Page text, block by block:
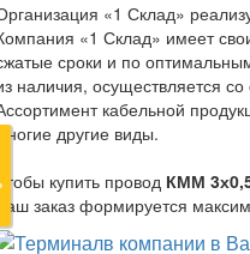
«1 Склад»
«1 Склад» имеет
сроки и по
наличия, осуществляется
кабельной
многие другие виды.
купить провод КММ
Ваш заказ формируется